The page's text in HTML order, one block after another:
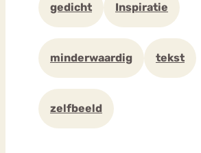
gedicht Inspiratie
minderwaardig tekst
zelfbeeld